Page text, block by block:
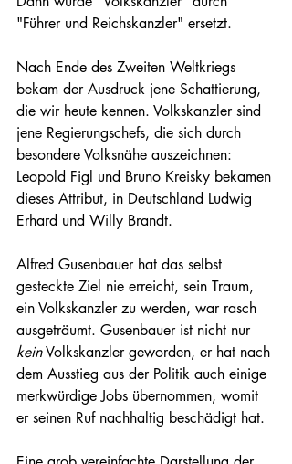
"Führer und Reichskanzler" ersetzt.
Nach Ende des Zweiten Weltkriegs
bekam der Ausdruck jene Schattierung,
die wir heute kennen. Volkskanzler sind
jene Regierungschefs, die sich durch
besondere Volksnähe auszeichnen:
Leopold Figl und Bruno Kreisky bekamen
dieses Attribut, in Deutschland Ludwig
Erhard und Willy Brandt.
Alfred Gusenbauer hat das selbst
gesteckte Ziel nie erreicht, sein Traum,
ein Volkskanzler zu werden, war rasch
ausgeträumt. Gusenbauer ist nicht nur
kein Volkskanzler geworden, er hat nach
dem Ausstieg aus der Politik auch einige
merkwürdige Jobs übernommen, womit
er seinen Ruf nachhaltig beschädigt hat.